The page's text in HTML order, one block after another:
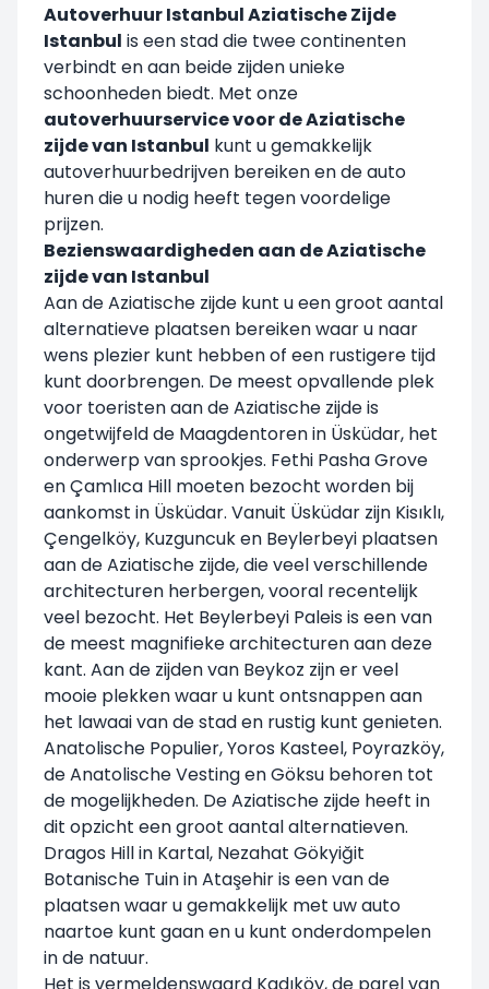
Autoverhuur Istanbul Aziatische Zijde
Istanbul is een stad die twee continenten
verbindt en aan beide zijden unieke
schoonheden biedt. Met onze
autoverhuurservice voor de Aziatische
zijde van Istanbul kunt u gemakkelijk
autoverhuurbedrijven bereiken en de auto
huren die u nodig heeft tegen voordelige
prijzen.
Bezienswaardigheden aan de Aziatische
zijde van Istanbul
Aan de Aziatische zijde kunt u een groot aantal
alternatieve plaatsen bereiken waar u naar
wens plezier kunt hebben of een rustigere tijd
kunt doorbrengen. De meest opvallende plek
voor toeristen aan de Aziatische zijde is
ongetwijfeld de Maagdentoren in Üsküdar, het
onderwerp van sprookjes. Fethi Pasha Grove
en Çamlıca Hill moeten bezocht worden bij
aankomst in Üsküdar. Vanuit Üsküdar zijn Kisıklı,
Çengelköy, Kuzguncuk en Beylerbeyi plaatsen
aan de Aziatische zijde, die veel verschillende
architecturen herbergen, vooral recentelijk
veel bezocht. Het Beylerbeyi Paleis is een van
de meest magnifieke architecturen aan deze
kant. Aan de zijden van Beykoz zijn er veel
mooie plekken waar u kunt ontsnappen aan
het lawaai van de stad en rustig kunt genieten.
Anatolische Populier, Yoros Kasteel, Poyrazköy,
de Anatolische Vesting en Göksu behoren tot
de mogelijkheden. De Aziatische zijde heeft in
dit opzicht een groot aantal alternatieven.
Dragos Hill in Kartal, Nezahat Gökyiğit
Botanische Tuin in Ataşehir is een van de
plaatsen waar u gemakkelijk met uw auto
naartoe kunt gaan en u kunt onderdompelen
in de natuur.
Het is vermeldenswaard Kadıköy, de parel van